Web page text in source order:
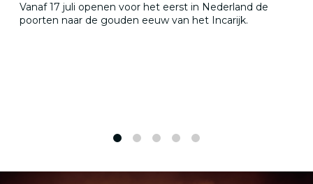
Vanaf 17 juli openen voor het eerst in Nederland de
poorten naar de gouden eeuw van het Incarijk.